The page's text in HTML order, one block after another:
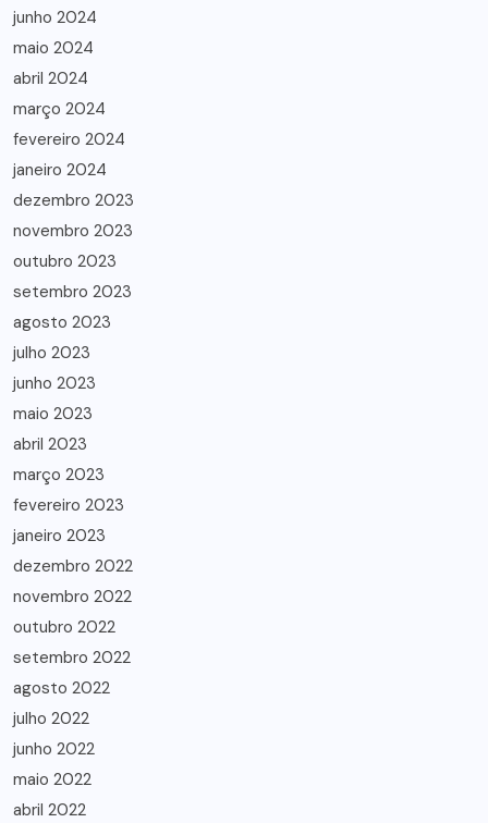
junho 2024
maio 2024
abril 2024
março 2024
fevereiro 2024
janeiro 2024
dezembro 2023
novembro 2023
outubro 2023
setembro 2023
agosto 2023
julho 2023
junho 2023
maio 2023
abril 2023
março 2023
fevereiro 2023
janeiro 2023
dezembro 2022
novembro 2022
outubro 2022
setembro 2022
agosto 2022
julho 2022
junho 2022
maio 2022
abril 2022